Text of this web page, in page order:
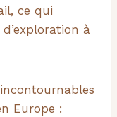
ce qui
à
Europe :